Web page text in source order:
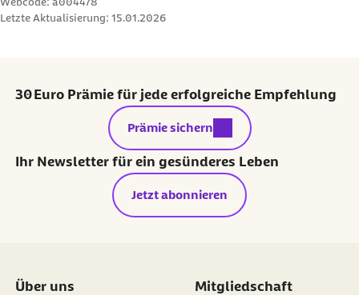
Letzte Aktualisierung: 15.01.2026
30 Euro Prämie für jede erfolgreiche Empfehlung
externer Link:
Prämie sichern
Ihr Newsletter für ein gesünderes Leben
Jetzt abonnieren
Über uns Mitgliedschaft